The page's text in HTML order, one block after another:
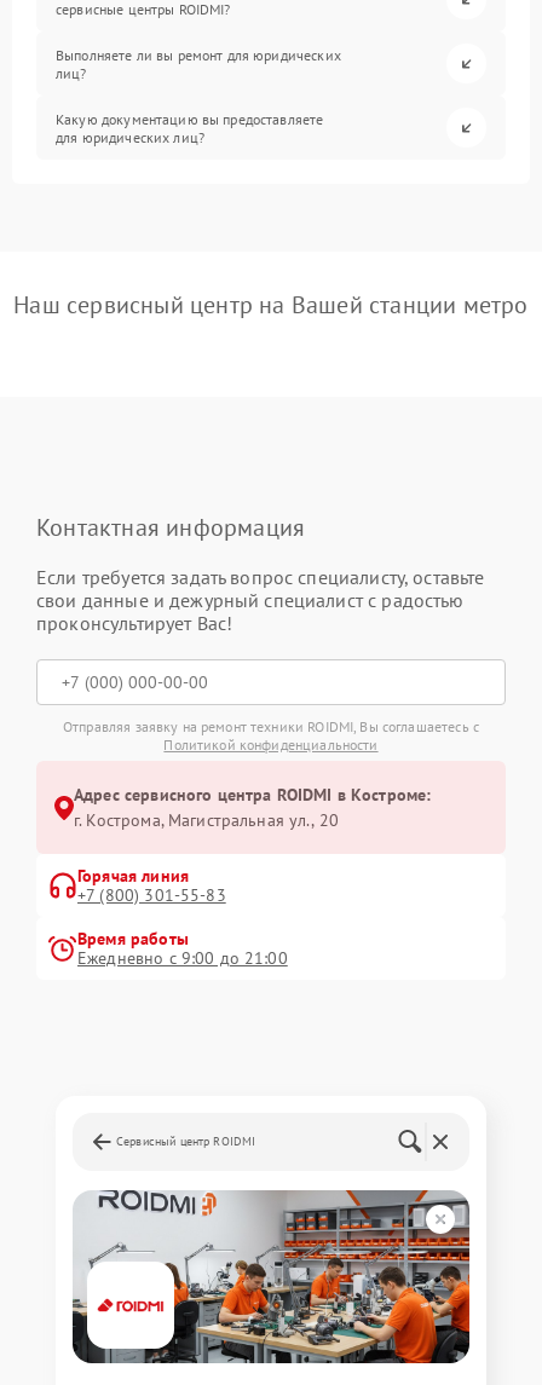
сервисные центры ROIDMI?
Выполняете ли вы ремонт для юридических
лиц?
Какую документацию вы предоставляете
для юридических лиц?
Наш сервисный центр на Вашей станции метро
Контактная информация
Если требуется задать вопрос специалисту, оставьте
свои данные и дежурный специалист с радостью
проконсультирует Вас!
Отправляя заявку на ремонт техники ROIDMI, Вы соглашаетесь с
Политикой конфиденциальности
Адрес сервисного центра ROIDMI в Костроме:
г. Кострома, Магистральная ул., 20
Горячая линия
+7 (800) 301-55-83
Время работы
Ежедневно с 9:00 до 21:00
Сервисный центр ROIDMI